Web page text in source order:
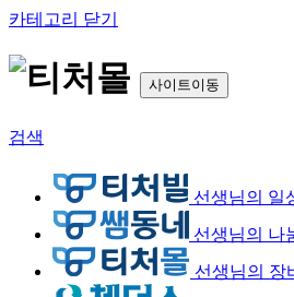
카테고리 닫기
사이트이동
검색
선생님의 일
선생님의 나
선생님의 장